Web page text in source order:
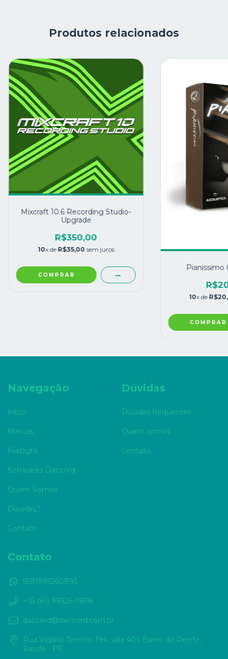
Produtos relacionados
Mixcraft 10.6 Recording Studio-
Upgrade
R$350,00
10x de R$35,00 sem juros
COMPRAR
Pianissimo
10x de
COMPRAR
Navegação
Início
Marcas
Fretlight
Softwares Daccord
Quem Somos
Dúvidas?
Contato
Dúvidas
Dúvidas frequentes
Quem somos
Contato
Contato
5581995260895
+55 (81) 99526-0895
daccord@daccord.com.br
Rua Vigário Tenório, 194, sala 401, Bairro do Recife,
Recife - PE